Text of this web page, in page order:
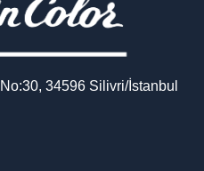
deneyimi sunar. Hem öğrenciler
ve estetik bir yardımcıdır.
34596 Silivri/İstanbul